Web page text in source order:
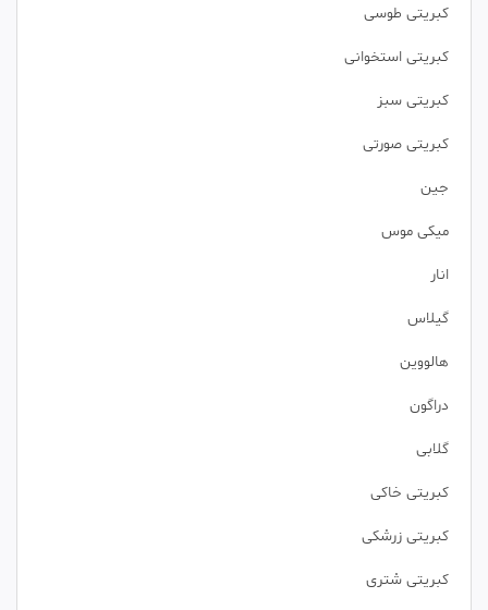
کبریتی طوسی
کبریتی استخوانی
کبریتی سبز
کبریتی صورتی
جین
میکی موس
انار
گیلاس
هالووین
دراگون
گلابی
کبریتی خاکی
کبریتی زرشکی
کبریتی شتری